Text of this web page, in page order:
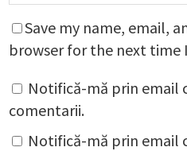
Save my name, email,
browser for the next time
Notifică-mă prin email
comentarii.
Notifică-mă prin email